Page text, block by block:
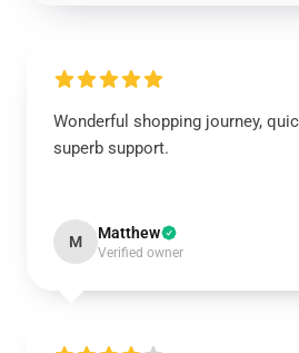
Wonderful shopping journey,
superb support.
M Matthew
Verified owner